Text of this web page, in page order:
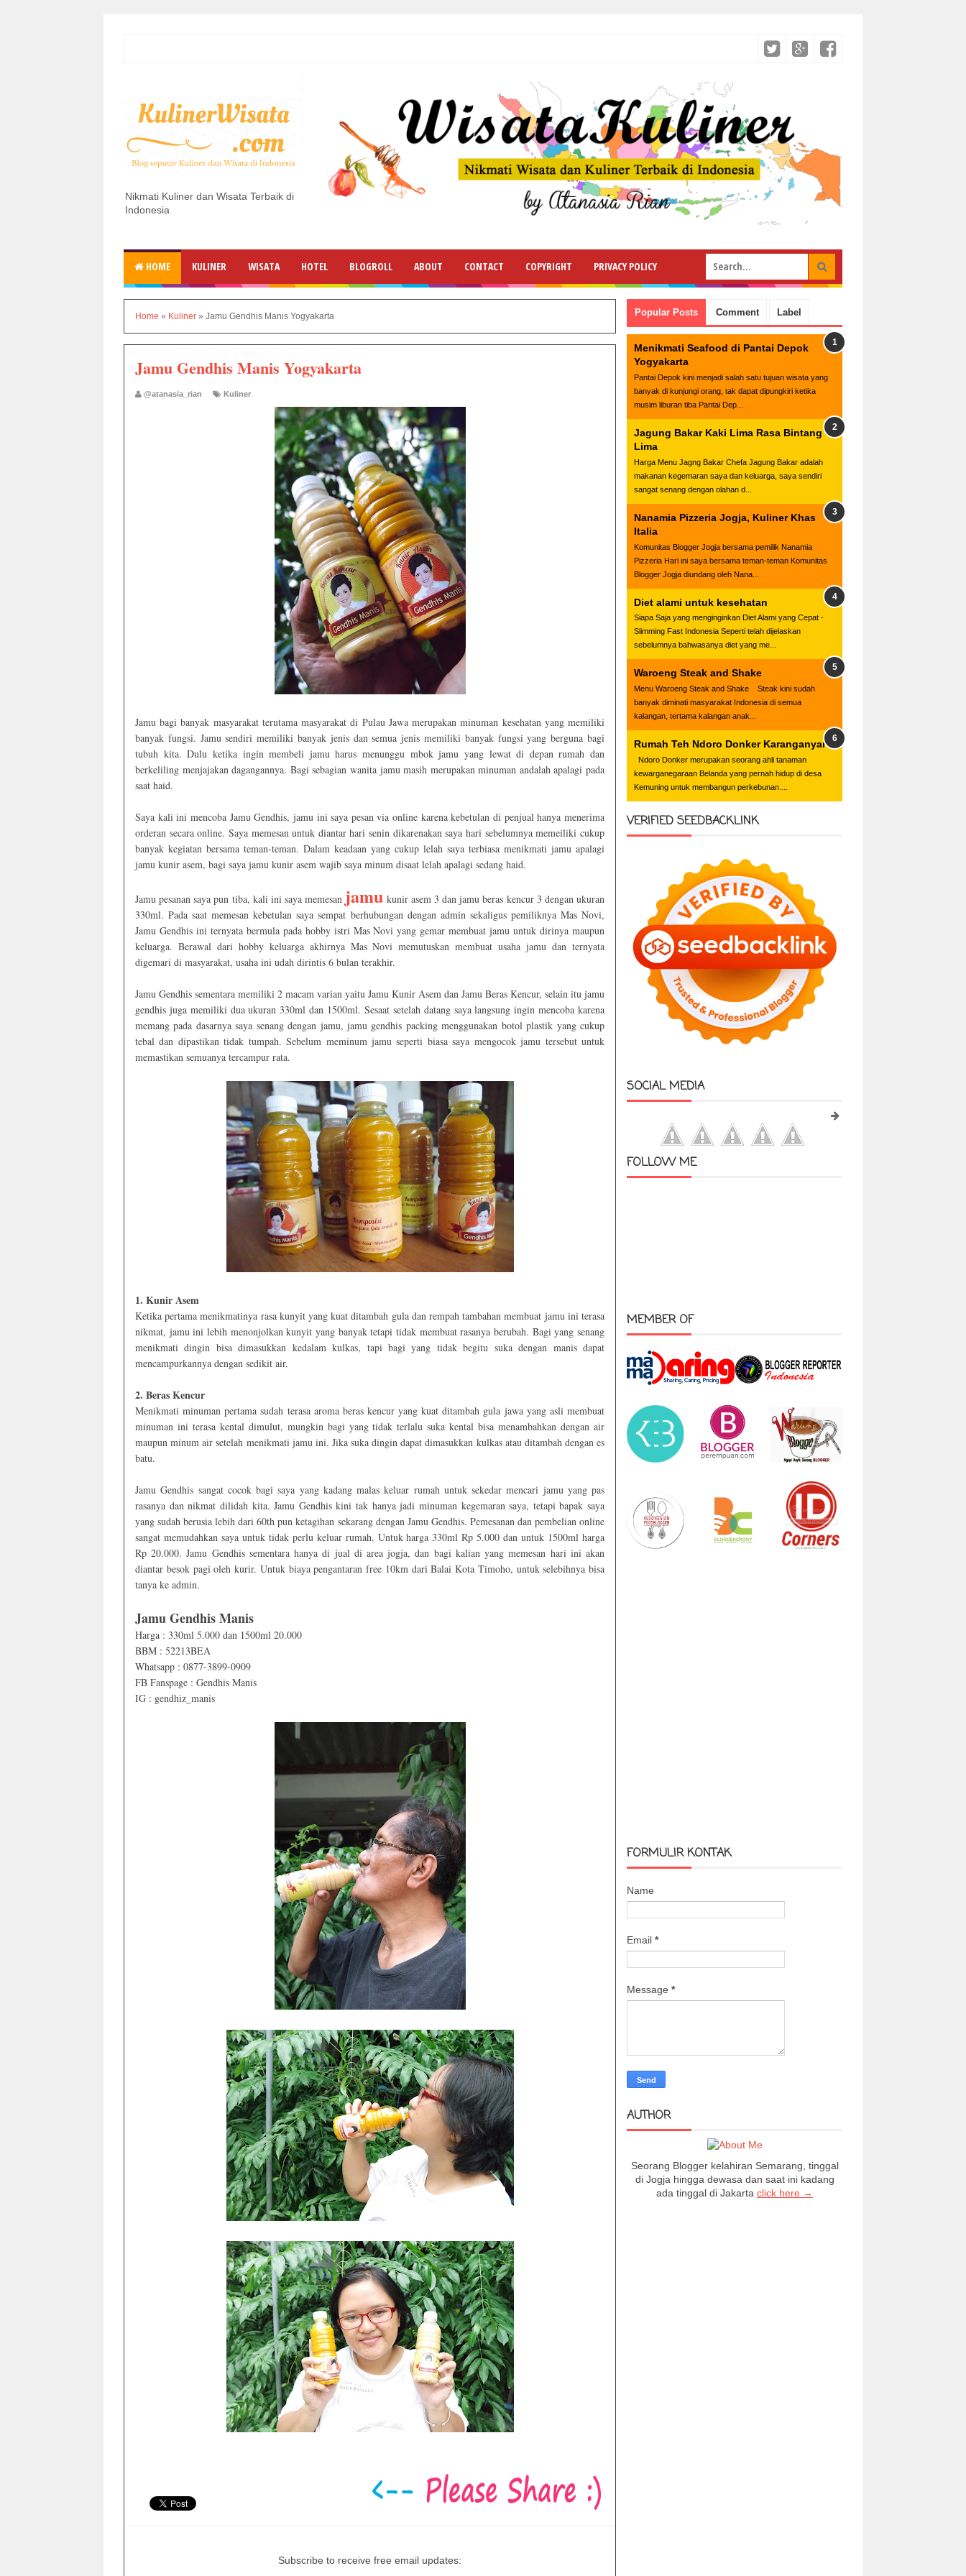
Nikmati Kuliner dan Wisata Terbaik di
Indonesia
HOME KULINER WISATA HOTEL BLOGROLL ABOUT CONTACT COPYRIGHT PRIVACY POLICY
Home » Kuliner » Jamu Gendhis Manis Yogyakarta
Jamu Gendhis Manis Yogyakarta
@atanasia_rian Kuliner
Jamu bagi banyak masyarakat terutama masyarakat di Pulau Jawa merupakan minuman kesehatan yang memiliki
banyak fungsi. Jamu sendiri memiliki banyak jenis dan semua jenis memiliki banyak fungsi yang berguna bagi
tubuh kita. Dulu ketika ingin membeli jamu harus menunggu mbok jamu yang lewat di depan rumah dan
berkeliling menjajakan dagangannya. Bagi sebagian wanita jamu masih merupakan minuman andalah apalagi pada
saat haid.
Saya kali ini mencoba Jamu Gendhis, jamu ini saya pesan via online karena kebetulan di penjual hanya menerima
orderan secara online. Saya memesan untuk diantar hari senin dikarenakan saya hari sebelumnya memeiliki cukup
banyak kegiatan bersama teman-teman. Dalam keadaan yang cukup lelah saya terbiasa menikmati jamu apalagi
jamu kunir asem, bagi saya jamu kunir asem wajib saya minum disaat lelah apalagi sedang haid.
Jamu pesanan saya pun tiba, kali ini saya memesan jamu kunir asem 3 dan jamu beras kencur 3 dengan ukuran
330ml. Pada saat memesan kebetulan saya sempat berhubungan dengan admin sekaligus pemiliknya Mas Novi,
Jamu Gendhis ini ternyata bermula pada hobby istri Mas Novi yang gemar membuat jamu untuk dirinya maupun
keluarga. Berawal dari hobby keluarga akhirnya Mas Novi memutuskan membuat usaha jamu dan ternyata
digemari di masyarakat, usaha ini udah dirintis 6 bulan terakhir.
Jamu Gendhis sementara memiliki 2 macam varian yaitu Jamu Kunir Asem dan Jamu Beras Kencur, selain itu jamu
gendhis juga memiliki dua ukuran 330ml dan 1500ml. Sesaat setelah datang saya langsung ingin mencoba karena
memang pada dasarnya saya senang dengan jamu, jamu gendhis packing menggunakan botol plastik yang cukup
tebal dan dipastikan tidak tumpah. Sebelum meminum jamu seperti biasa saya mengocok jamu tersebut untuk
memastikan semuanya tercampur rata.
1. Kunir Asem
Ketika pertama menikmatinya rasa kunyit yang kuat ditambah gula dan rempah tambahan membuat jamu ini terasa
nikmat, jamu ini lebih menonjolkan kunyit yang banyak tetapi tidak membuat rasanya berubah. Bagi yang senang
menikmati dingin bisa dimasukkan kedalam kulkas, tapi bagi yang tidak begitu suka dengan manis dapat
mencampurkannya dengan sedikit air.
2. Beras Kencur
Menikmati minuman pertama sudah terasa aroma beras kencur yang kuat ditambah gula jawa yang asli membuat
minuman ini terasa kental dimulut, mungkin bagi yang tidak terlalu suka kental bisa menambahkan dengan air
maupun minum air setelah menikmati jamu ini. Jika suka dingin dapat dimasukkan kulkas atau ditambah dengan es
batu.
Jamu Gendhis sangat cocok bagi saya yang kadang malas keluar rumah untuk sekedar mencari jamu yang pas
rasanya dan nikmat dilidah kita. Jamu Gendhis kini tak hanya jadi minuman kegemaran saya, tetapi bapak saya
yang sudah berusia lebih dari 60th pun ketagihan sekarang dengan Jamu Gendhis. Pemesanan dan pembelian online
sangat memudahkan saya untuk tidak perlu keluar rumah. Untuk harga 330ml Rp 5.000 dan untuk 1500ml harga
Rp 20.000. Jamu Gendhis sementara hanya di jual di area jogja, dan bagi kalian yang memesan hari ini akan
diantar besok pagi oleh kurir. Untuk biaya pengantaran free 10km dari Balai Kota Timoho, untuk selebihnya bisa
tanya ke admin.
Jamu Gendhis Manis
Harga : 330ml 5.000 dan 1500ml 20.000
BBM : 52213BEA
Whatsapp : 0877-3899-0909
FB Fanspage : Gendhis Manis
IG : gendhiz_manis
Subscribe to receive free email updates:
Popular Posts Comment Label
Menikmati Seafood di Pantai Depok
Yogyakarta
Pantai Depok kini menjadi salah satu tujuan wisata yang
banyak di kunjungi orang, tak dapat dipungkiri ketika
musim liburan tiba Pantai Dep...
Jagung Bakar Kaki Lima Rasa Bintang
Lima
Harga Menu Jagng Bakar Chefa Jagung Bakar adalah
makanan kegemaran saya dan keluarga, saya sendiri
sangat senang dengan olahan d...
Nanamia Pizzeria Jogja, Kuliner Khas
Italia
Komunitas Blogger Jogja bersama pemilik Nanamia
Pizzeria Hari ini saya bersama teman-teman Komunitas
Blogger Jogja diundang oleh Nana...
Diet alami untuk kesehatan
Siapa Saja yang menginginkan Diet Alami yang Cepat -
Slimming Fast Indonesia Seperti telah dijelaskan
sebelumnya bahwasanya diet yang me...
Waroeng Steak and Shake
Menu Waroeng Steak and Shake Steak kini sudah
banyak diminati masyarakat Indonesia di semua
kalangan, tertama kalangan anak...
Rumah Teh Ndoro Donker Karanganyar
Ndoro Donker merupakan seorang ahli tanaman
kewarganegaraan Belanda yang pernah hidup di desa
Kemuning untuk membangun perkebunan....
VERIFIED SEEDBACKLINK
SOCIAL MEDIA
FOLLOW ME
MEMBER OF
FORMULIR KONTAK
Name
Email *
Message *
AUTHOR
Seorang Blogger kelahiran Semarang, tinggal
di Jogja hingga dewasa dan saat ini kadang
ada tinggal di Jakarta click here →